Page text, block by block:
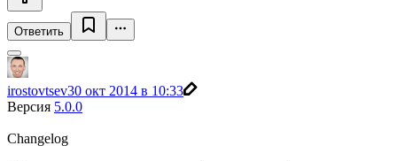
Ответить
irostovtsev30 окт 2014 в 10:33
Версия 5.0.0
Changelog